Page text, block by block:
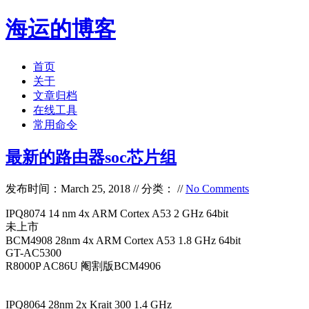
海运的博客
首页
关于
文章归档
在线工具
常用命令
最新的路由器soc芯片组
发布时间：March 25, 2018 // 分类： //No Comments
IPQ8074 14 nm 4x ARM Cortex A53 2 GHz 64bit
未上市
BCM4908 28nm 4x ARM Cortex A53 1.8 GHz 64bit
GT-AC5300
R8000P AC86U 阉割版BCM4906
IPQ8064 28nm 2x Krait 300 1.4 GHz